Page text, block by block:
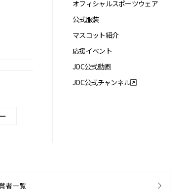
オフィシャルスポーツウェア
公式服装
マスコット紹介
応援イベント
JOC公式動画
JOC公式チャンネル
者一覧